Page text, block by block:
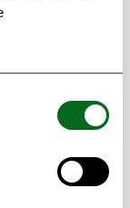
arbeider
og